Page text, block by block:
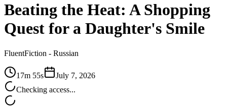
Beating the Heat: A Shopping
Quest for a Daughter's Smile
FluentFiction - Russian
17m 55s
July 7, 2026
Checking access...